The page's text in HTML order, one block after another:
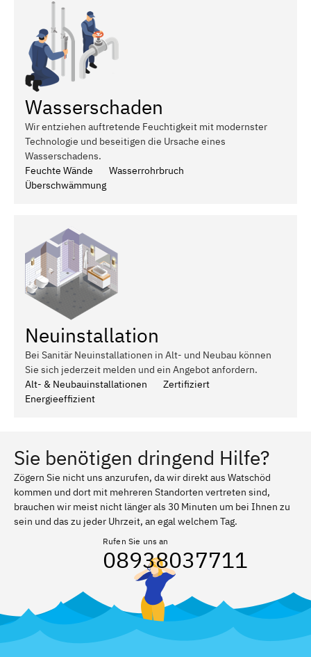
Wasserschaden
Wir entziehen auftretende Feuchtigkeit mit modernster
Technologie und beseitigen die Ursache eines
Wasserschadens.
Feuchte Wände
Wasserrohrbruch
Überschwämmung
Neuinstallation
Bei Sanitär Neuinstallationen in Alt- und Neubau können
Sie sich jederzeit melden und ein Angebot anfordern.
Alt- & Neubauinstallationen
Zertifiziert
Energieeffizient
Sie benötigen dringend Hilfe?
Zögern Sie nicht uns anzurufen, da wir direkt aus Watschöd
kommen und dort mit mehreren Standorten vertreten sind,
brauchen wir meist nicht länger als 30 Minuten um bei Ihnen zu
sein und das zu jeder Uhrzeit, an egal welchem Tag.
Rufen Sie uns an
08938037711